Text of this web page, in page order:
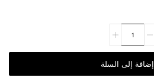
إضافة إلى السلة